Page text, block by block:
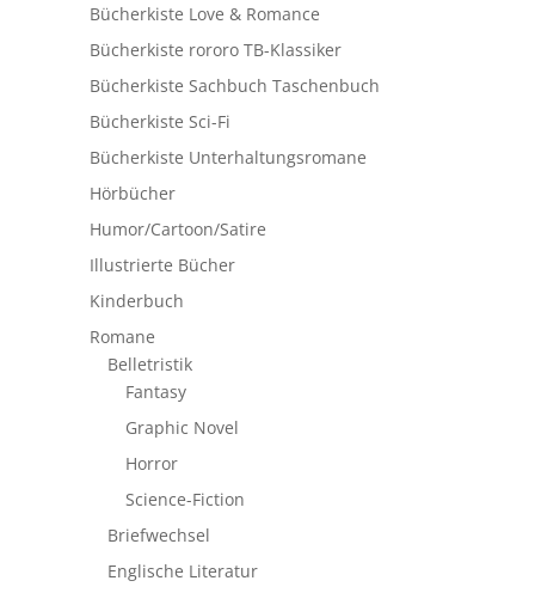
Bücherkiste Love & Romance
Bücherkiste rororo TB-Klassiker
Bücherkiste Sachbuch Taschenbuch
Bücherkiste Sci-Fi
Bücherkiste Unterhaltungsromane
Hörbücher
Humor/Cartoon/Satire
Illustrierte Bücher
Kinderbuch
Romane
Belletristik
Fantasy
Graphic Novel
Horror
Science-Fiction
Briefwechsel
Englische Literatur